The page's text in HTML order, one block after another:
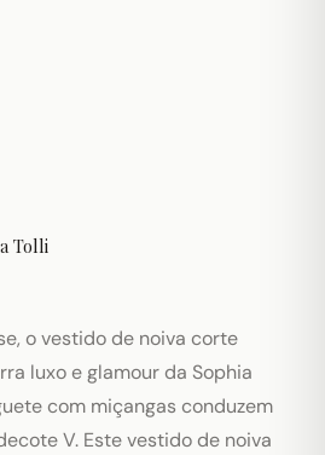
Tolli
o vestido de noiva corte
luxo e glamour da Sophia
com miçangas conduzem
V. Este vestido de noiva